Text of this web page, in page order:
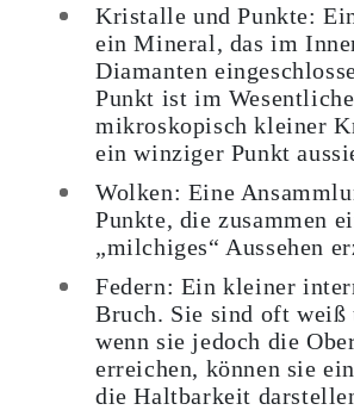
Kristalle und Punkte:
ein Mineral, das im
Diamanten
Punkt ist im
mikroskopisch kleiner
ein winziger Punkt
Wolken: Eine
Punkte, die zusammen
„milchiges“ Aussehen
Federn: Ein kleiner
Bruch. Sie sind oft weiß
wenn sie jedoch die
erreichen, können sie
die Haltbarkeit